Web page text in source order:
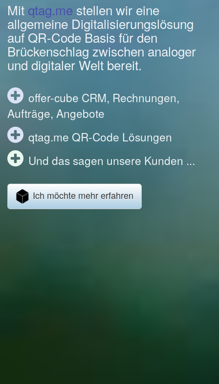
Mit qtag.me stellen wir eine
allgemeine Digitalisierungslösung
auf QR-Code Basis für den
Brückenschlag zwischen analoger
und digitaler Welt bereit.
offer-cube CRM, Rechnungen,
Aufträge, Angebote
qtag.me QR-Code Lösungen
Und das sagen unsere Kunden ...
Ich möchte mehr erfahren